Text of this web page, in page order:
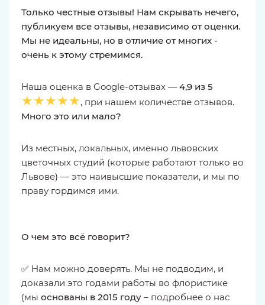
Только честные отзывы! Нам скрывать нечего,
публикуем все отзывы, независимо от оценки.
Мы не идеальны, но в отличие от многих -
очень к этому стремимся.
Наша оценка в Google-отзывах — 4,9 из 5
★★★★★, при нашем количестве отзывов.
Много это или мало?
Из местных, локальных, именно львовских
цветочных студий (которые работают только во
Львове) — это наивысшие показатели, и мы по
праву гордимся ими.
О чем это всё говорит?
✅ Нам можно доверять. Мы не подводим, и
доказали это годами работы во флористике
(мы основаны в 2015 году – подробнее о нас